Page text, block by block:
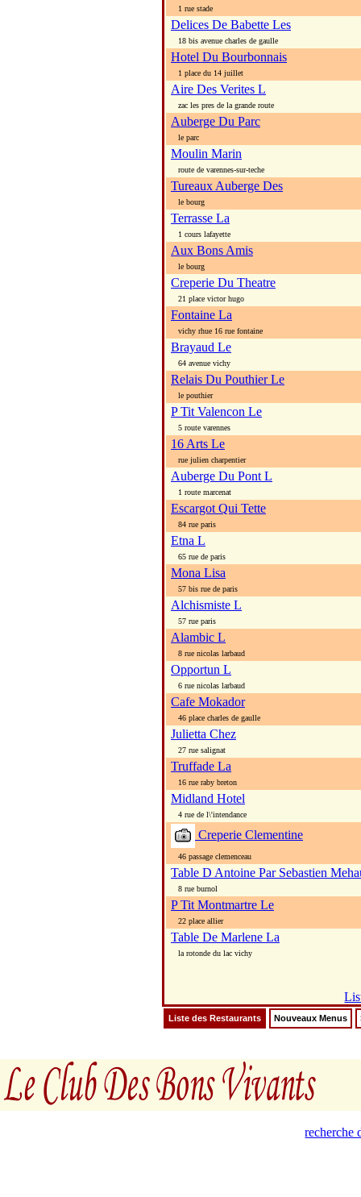
1 rue stade
Delices De Babette Les
18 bis avenue charles de gaulle
Hotel Du Bourbonnais
1 place du 14 juillet
Aire Des Verites L
zac les pres de la grande route
Auberge Du Parc
le parc
Moulin Marin
route de varennes-sur-teche
Tureaux Auberge Des
le bourg
Terrasse La
1 cours lafayette
Aux Bons Amis
le bourg
Creperie Du Theatre
21 place victor hugo
Fontaine La
vichy rhue 16 rue fontaine
Brayaud Le
64 avenue vichy
Relais Du Pouthier Le
le pouthier
P Tit Valencon Le
5 route varennes
16 Arts Le
rue julien charpentier
Auberge Du Pont L
1 route marcenat
Escargot Qui Tette
84 rue paris
Etna L
65 rue de paris
Mona Lisa
57 bis rue de paris
Alchismiste L
57 rue paris
Alambic L
8 rue nicolas larbaud
Opportun L
6 rue nicolas larbaud
Cafe Mokador
46 place charles de gaulle
Julietta Chez
27 rue salignat
Truffade La
16 rue raby breton
Midland Hotel
4 rue de l\'intendance
Creperie Clementine
46 passage clemenceau
Table D Antoine Par Sebastien
8 rue burnol
P Tit Montmartre Le
22 place allier
Table De Marlene La
la rotonde du lac vichy
Liste des Restaurants Nouveaux Menus
recherche